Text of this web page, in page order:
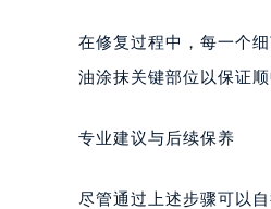
在修复过程中，每一个
油涂抹关键部位以保证
专业建议与后续保养
尽管通过上述步骤可以